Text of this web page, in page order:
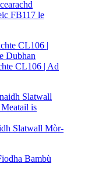
FB117 le
CL106 | Ad
Slatwall Mòr-